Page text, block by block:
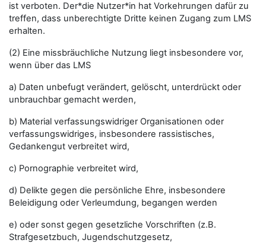
ist verboten. Der*die Nutzer*in hat Vorkehrungen dafür zu
treffen, dass unberechtigte Dritte keinen Zugang zum LMS
erhalten.
(2) Eine missbräuchliche Nutzung liegt insbesondere vor,
wenn über das LMS
a) Daten unbefugt verändert, gelöscht, unterdrückt oder
unbrauchbar gemacht werden,
b) Material verfassungswidriger Organisationen oder
verfassungswidriges, insbesondere rassistisches,
Gedankengut verbreitet wird,
c) Pornographie verbreitet wird,
d) Delikte gegen die persönliche Ehre, insbesondere
Beleidigung oder Verleumdung, begangen werden
e) oder sonst gegen gesetzliche Vorschriften (z.B.
Strafgesetzbuch, Jugendschutzgesetz,